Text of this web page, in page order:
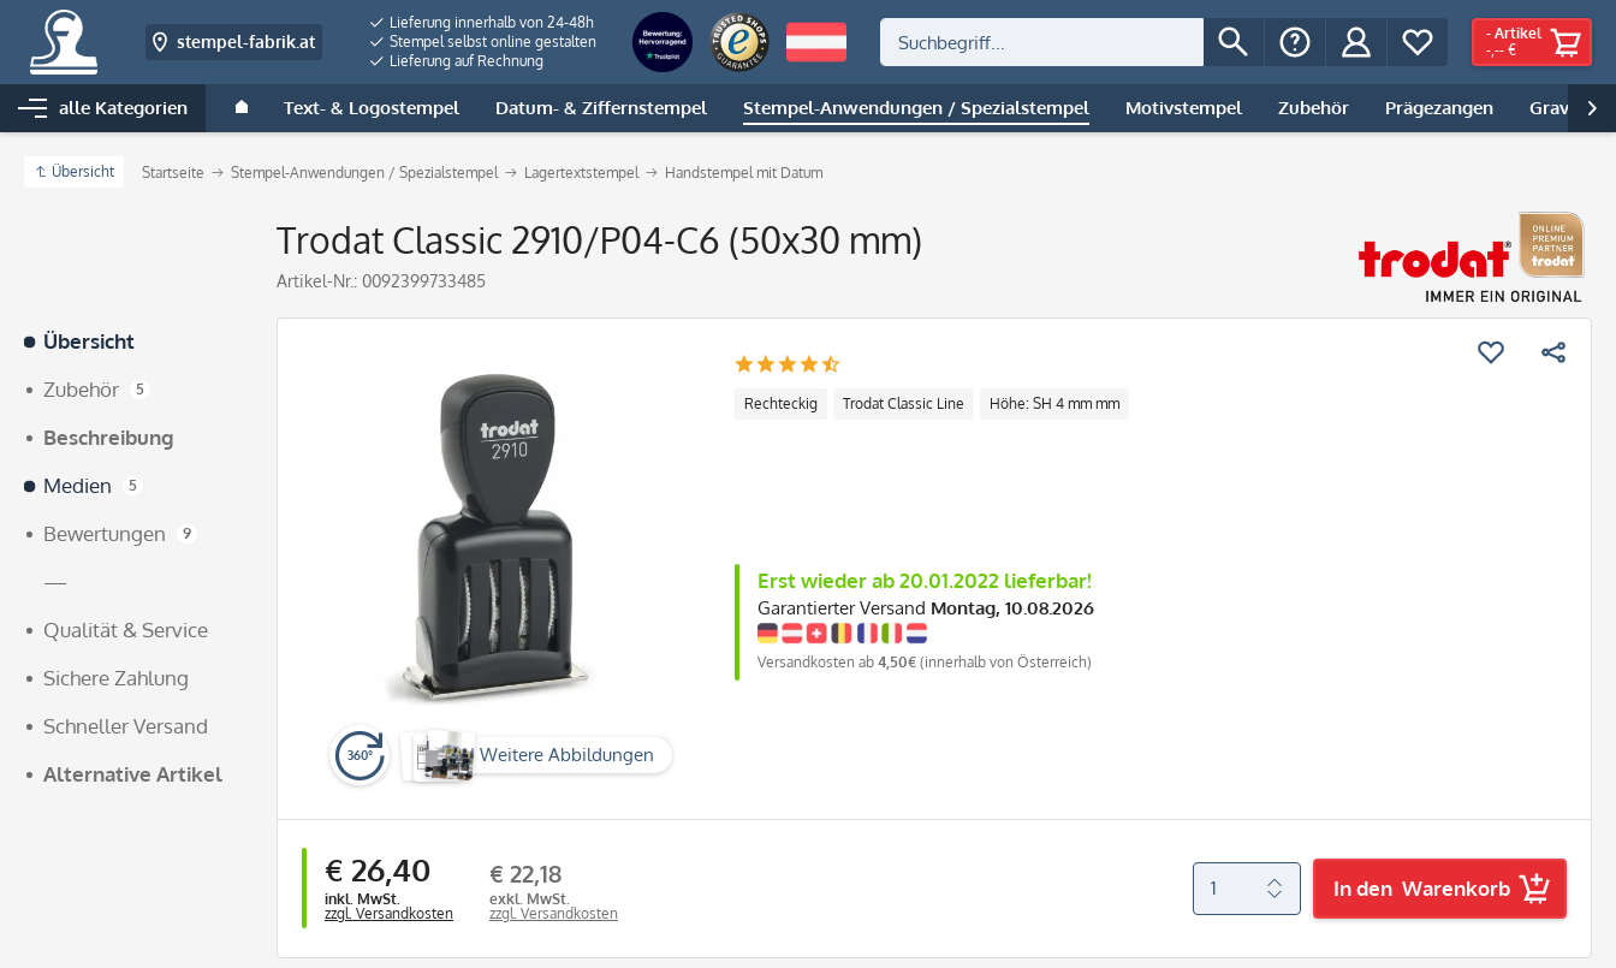
stempel-fabrik.at
Lieferung innerhalb von 24-48h
Stempel selbst online gestalten
Lieferung auf Rechnung
- Artikel
-,-- €
alle Kategorien Text- & Logostempel Datum- & Ziffernstempel Stempel-Anwendungen / Spezialstempel Motivstempel Zubehör Prägezangen Gravur |

Übersicht Startseite Stempel-Anwendungen / Spezialstempel Lagertextstempel Handstempel mit Datum
Trodat Classic 2910/P04-C6 (50x30 mm)
Artikel-Nr.: 0092399733485
Übersicht
Zubehör
5
Beschreibung
Medien
5
Bewertungen 9
—
Qualität & Service
Sichere Zahlung
Schneller Versand
Alternative Artikel
360° Weitere Abbildungen
Rechteckig Trodat Classic Line Höhe: SH 4 mm mm
Erst wieder ab 20.01.2022 lieferbar!
Garantierter Versand Montag, 10.08.2026
Versandkosten ab 4,50€ (innerhalb von Österreich)
€ 26,40
inkl. MwSt.
zzgl. Versandkosten
€ 22,18
exkl. MwSt.
zzgl. Versandkosten
In den Warenkorb